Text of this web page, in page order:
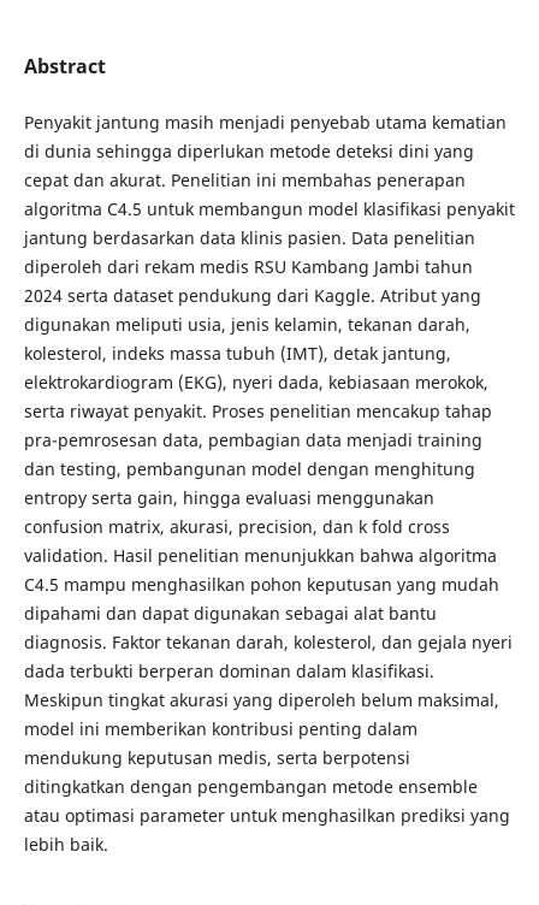
Abstract
Penyakit jantung masih menjadi penyebab utama kematian
di dunia sehingga diperlukan metode deteksi dini yang
cepat dan akurat. Penelitian ini membahas penerapan
algoritma C4.5 untuk membangun model klasifikasi penyakit
jantung berdasarkan data klinis pasien. Data penelitian
diperoleh dari rekam medis RSU Kambang Jambi tahun
2024 serta dataset pendukung dari Kaggle. Atribut yang
digunakan meliputi usia, jenis kelamin, tekanan darah,
kolesterol, indeks massa tubuh (IMT), detak jantung,
elektrokardiogram (EKG), nyeri dada, kebiasaan merokok,
serta riwayat penyakit. Proses penelitian mencakup tahap
pra-pemrosesan data, pembagian data menjadi training
dan testing, pembangunan model dengan menghitung
entropy serta gain, hingga evaluasi menggunakan
confusion matrix, akurasi, precision, dan k fold cross
validation. Hasil penelitian menunjukkan bahwa algoritma
C4.5 mampu menghasilkan pohon keputusan yang mudah
dipahami dan dapat digunakan sebagai alat bantu
diagnosis. Faktor tekanan darah, kolesterol, dan gejala nyeri
dada terbukti berperan dominan dalam klasifikasi.
Meskipun tingkat akurasi yang diperoleh belum maksimal,
model ini memberikan kontribusi penting dalam
mendukung keputusan medis, serta berpotensi
ditingkatkan dengan pengembangan metode ensemble
atau optimasi parameter untuk menghasilkan prediksi yang
lebih baik.